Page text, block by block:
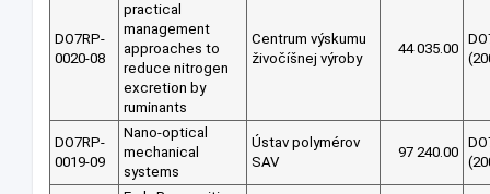
DO7RP-
0020-08
practical
management
approaches to
reduce nitrogen
excretion by
ruminants
Centrum výskumu
živočíšnej výroby
44 035.00
DO7RP-
0019-09
Nano-optical
mechanical
systems
Ústav polymérov
SAV
97 240.00